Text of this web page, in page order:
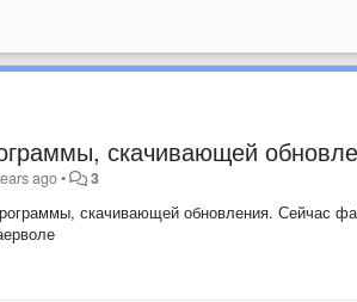
скачивающей
ago• 3
скачивающей обновления. Сейчас